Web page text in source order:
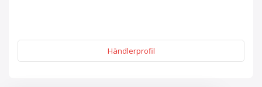
Händlerprofil